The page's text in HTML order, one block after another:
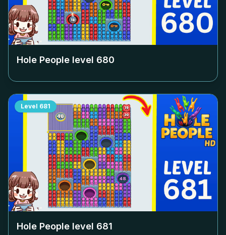
Hole People level 680
Level 681
Hole People level 681